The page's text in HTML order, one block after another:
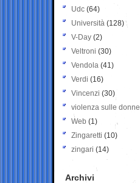
Udc (64)
Università (128)
V-Day (2)
Veltroni (30)
Vendola (41)
Verdi (16)
Vincenzi (30)
violenza sulle donne
Web (1)
Zingaretti (10)
zingari (14)
Archivi